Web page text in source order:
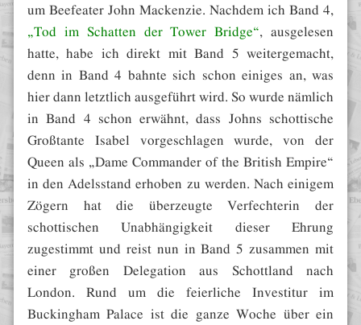
um Beefeater John Mackenzie. Nachdem ich Band 4,
„Tod im Schatten der Tower Bridge“ , ausgelesen
hatte, habe ich direkt mit Band 5 weitergemacht,
denn in Band 4 bahnte sich schon einiges an, was
hier dann letztlich ausgeführt wird. So wurde nämlich
in Band 4 schon erwähnt, dass Johns schottische
Großtante Isabel vorgeschlagen wurde, von der
Queen als „Dame Commander of the British Empire“
in den Adelsstand erhoben zu werden. Nach einigem
Zögern hat die überzeugte Verfechterin der
schottischen Unabhängigkeit dieser Ehrung
zugestimmt und reist nun in Band 5 zusammen mit
einer großen Delegation aus Schottland nach
London. Rund um die feierliche Investitur im
Buckingham Palace ist die ganze Woche über ein